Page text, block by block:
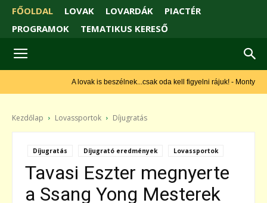
FŐOLDAL LOVAK LOVARDÁK
PIACTÉR
PROGRAMOK
TEMATIKUS KERESŐ
A lovak is beszélnek...csak oda kell figyelni rájuk! - Monty Roberts
Kezdőlap Lovassportok Díjugratás
Díjugratás Díjugrató eredmények Lovassportok
Tavasi Eszter megnyerte
a Ssang Yong Mesterek